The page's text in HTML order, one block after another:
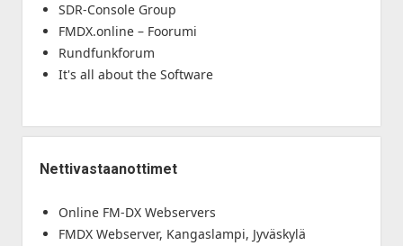
SDR-Console Group
FMDX.online – Foorumi
Rundfunkforum
It's all about the Software
Nettivastaanottimet
Online FM-DX Webservers
FMDX Webserver, Kangaslampi, Jyväskylä